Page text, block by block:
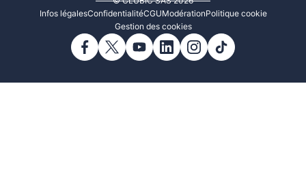
Infos légalesConfidentialitéCGUModérationPolitique cookie
Gestion des cookies